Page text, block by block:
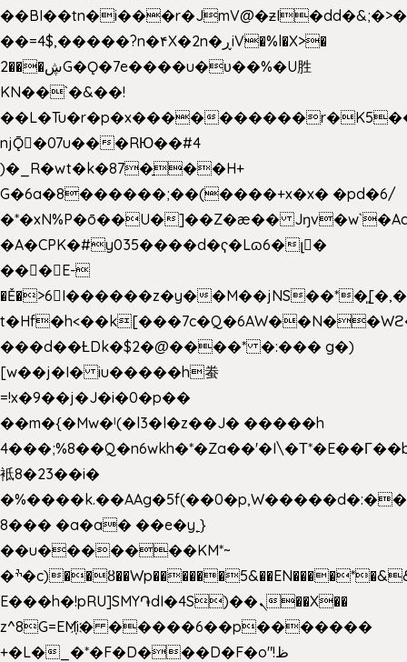
��=4$,�����?n�۴X�2n�ڕiV�%l�X>�
2���ڜG�Ǫ�7e����u�υ��%�U胜
KN��`�&��!
��L�Tu�r�p�x����
njǬ�07u���RЮ��#4
)�_R�wt�k�87�̠��H+
G�6a�8������;��(����+x�x� �pd�6/
�*�xN%P�ō��U�]��Z�æ��
�A�CPK�#y035����d�ҁ�Lɷ6�լ�
���E-
�Ě�>6򁊔I������z�y�
���d��ȽDk�$2�@����* �:��� g�)
[w��j�I� iu�����h䖭
=!x�9��j�J�i�0�p��
��m�{�Mw�ˡ(�l3�l�z��J� �����h
袛8�23��i�
8��� �a�a� ��e�y˿}
��u�������KM*~
�ׯ�c)��ȣ��Wp������5&��EN����*�&&6F��Le��~�P�άv����ui?
E���h�!pRU]SMY֏dI�4S)��ܢ��X��
z^8G=EM҉i� �����6��p�������
+�L�_�*�F�D���D�F�o"ظ!